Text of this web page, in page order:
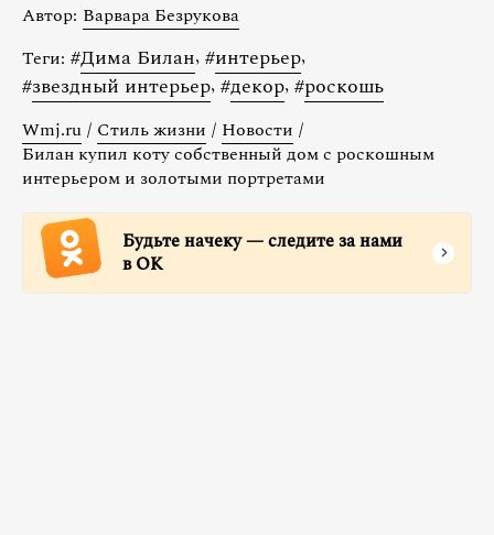
Автор: Варвара Безрукова
Теги: #Дима Билан, #интерьер,
#звездный интерьер, #декор, #роскошь
Wmj.ru / Стиль жизни / Новости /
Билан купил коту собственный дом с роскошным
интерьером и золотыми портретами
Будьте начеку — следите за нами
в ОК